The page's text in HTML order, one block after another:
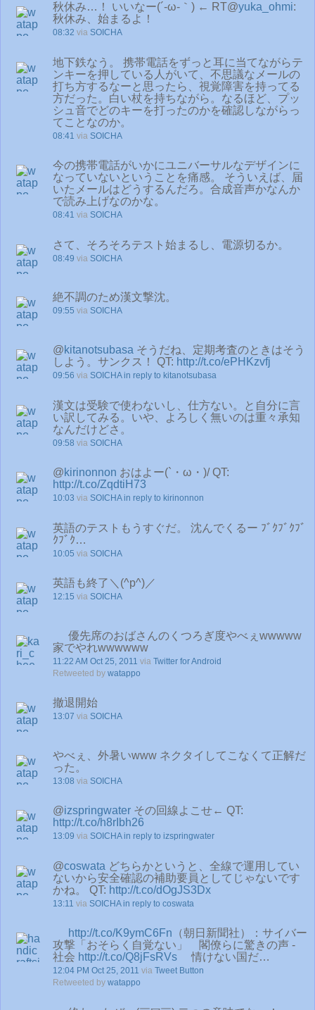
秋休み…！ いいなー(´-ω-｀) ← RT@yuka_ohmi:
秋休み、始まるよ！
08:32 via SOICHA
地下鉄なう。 携帯電話をずっと耳に当てながらテ
ンキーを押している人がいて、不思議なメールの
打ち方するなーと思ったら、視覚障害を持ってる
方だった。白い杖を持ちながら。なるほど、プッ
シュ音でどのキーを打ったのかを確認しながらっ
てことなのか。
08:41 via SOICHA
今の携帯電話がいかにユニバーサルなデザインに
なっていないということを痛感。 そういえば、届
いたメールはどうするんだろ。合成音声かなんか
で読み上げなのかな。
08:41 via SOICHA
さて、そろそろテスト始まるし、電源切るか。
08:49 via SOICHA
絶不調のため漢文撃沈。
09:55 via SOICHA
@kitanotsubasa そうだね、定期考査のときはそう
しよう。サンクス！ QT: http://t.co/ePHKzvfj
09:56 via SOICHA in reply to kitanotsubasa
漢文は受験で使わないし、仕方ない。と自分に言
い訳してみる。いや、よろしく無いのは重々承知
なんだけどさ。
09:58 via SOICHA
@kirinonnon おはよー(`・ω・)/ QT:
http://t.co/ZqdtiH73
10:03 via SOICHA in reply to kirinonnon
英語のテストもうすぐだ。 沈んでくるー ﾌﾞｸﾌﾞｸﾌﾞ
ｸﾌﾞｸ…
10:05 via SOICHA
英語も終了＼(^р^)／
12:15 via SOICHA
優先席のおばさんのくつろぎ度やべぇwwwww
家でやれwwwwww
11:22 AM Oct 25, 2011 via Twitter for Android
Retweeted by watappo
撤退開始
13:07 via SOICHA
やべぇ、外暑いwww ネクタイしてこなくて正解だ
った。
13:08 via SOICHA
@izspringwater その回線よこせ← QT:
http://t.co/h8rIbh26
13:09 via SOICHA in reply to izspringwater
@coswata どちらかというと、全線で運用してい
ないから安全確認の補助要員としてじゃないです
かね。 QT: http://t.co/dOgJS3Dx
13:11 via SOICHA in reply to coswata
http://t.co/K9ymC6Fn （朝日新聞社）：サイバー
攻撃「おそらく自覚ない」 閣僚らに驚きの声 -
社会 http://t.co/Q8jFsRVs 情けない国だ…
12:04 PM Oct 25, 2011 via Tweet Button
Retweeted by watappo